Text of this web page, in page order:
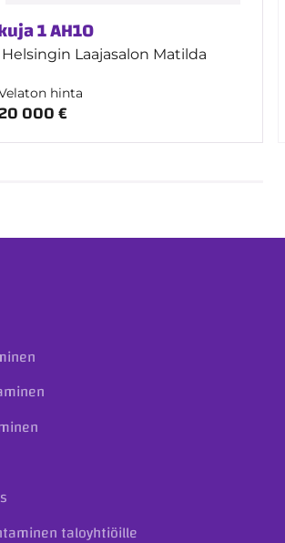
1 AH10
Laajasalon Matilda
hinta
000 €
taloyhtiöille